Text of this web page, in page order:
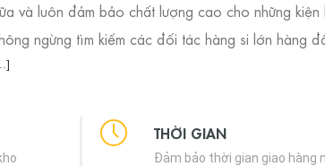
và luôn đảm bảo chất lượng cao cho những
ngừng tìm kiếm các đối tác hàng si lớn hàng
THỜI GIAN
Đảm bảo thời gian giao hàng